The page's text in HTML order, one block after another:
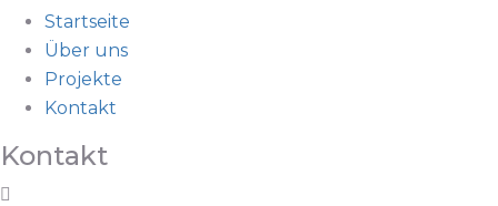
Startseite
Über uns
Projekte
Kontakt
Kontakt